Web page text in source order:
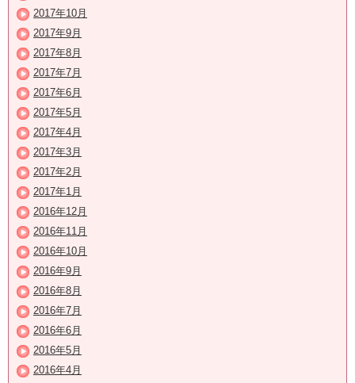
2017年10月
2017年9月
2017年8月
2017年7月
2017年6月
2017年5月
2017年4月
2017年3月
2017年2月
2017年1月
2016年12月
2016年11月
2016年10月
2016年9月
2016年8月
2016年7月
2016年6月
2016年5月
2016年4月